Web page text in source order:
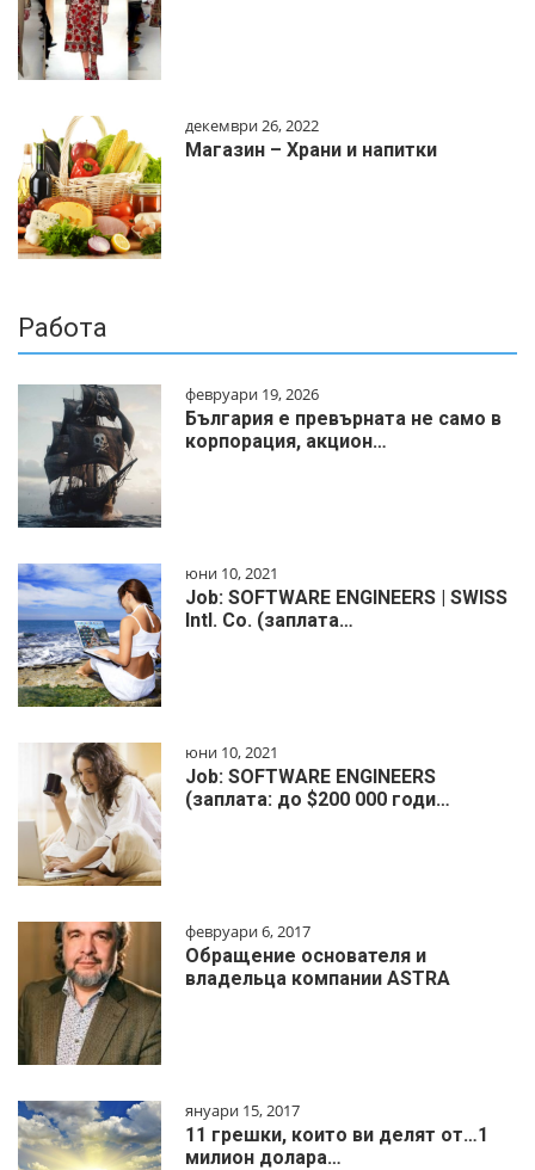
декември 26, 2022
Магазин – Храни и напитки
Работа
февруари 19, 2026
България е превърната не само в
корпорация, акцион…
юни 10, 2021
Job: SOFTWARE ENGINEERS | SWISS
Intl. Co. (заплата…
юни 10, 2021
Job: SOFTWARE ENGINEERS
(заплата: до $200 000 годи…
февруари 6, 2017
Обращение основателя и
владельца компании ASTRA
януари 15, 2017
11 грешки, които ви делят от…1
милиoн дoлapa…